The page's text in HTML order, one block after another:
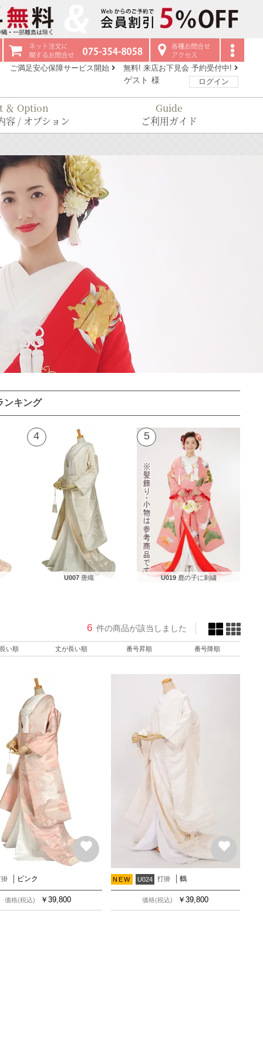
ご満足安心保障サービス開始 無料! 来店お下見会 予約受付中!
ゲスト 様 ログイン
＆ Option
容 / オプション
Guide
ご利用ガイド
ンキング
4
U007 唐織
5
U019 鹿の子に刺繍
6 件の商品が該当しました
い順 丈が長い順 番号昇順 番号降順
掛 ピンク
価格(税込) ￥ 39,800
NEW U024 打掛 鶴
価格(税込) ￥39,800